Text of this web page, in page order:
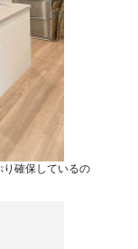
確保しているの